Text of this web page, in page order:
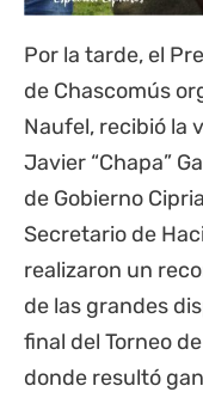
Por la tarde, el
de Chascomús
Naufel, recibió la
Javier “Chapa”
de Gobierno
Secretario de
realizaron un
de las grandes
final del Torneo
donde resultó